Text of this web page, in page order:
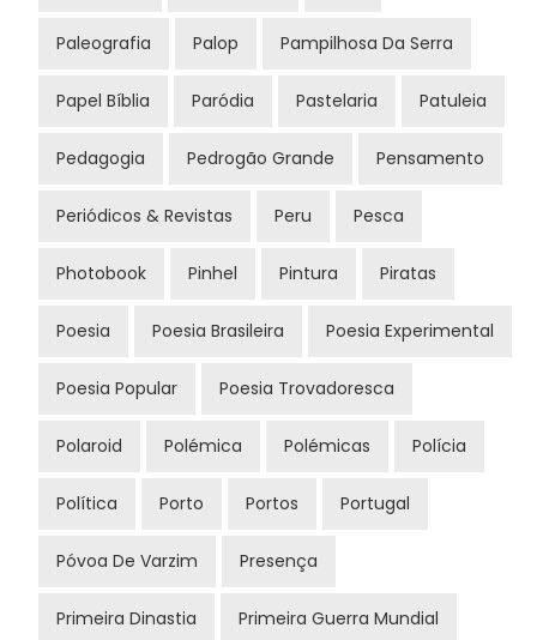
Paleografia Palop Pampilhosa Da Serra
Papel Bíblia Paródia Pastelaria Patuleia
Pedagogia Pedrogão Grande Pensamento
Periódicos & Revistas Peru Pesca
Photobook Pinhel Pintura Piratas
Poesia Poesia Brasileira Poesia Experimental
Poesia Popular Poesia Trovadoresca
Polaroid Polémica Polémicas Polícia
Política Porto Portos Portugal
Póvoa De Varzim Presença
Primeira Dinastia Primeira Guerra Mundial